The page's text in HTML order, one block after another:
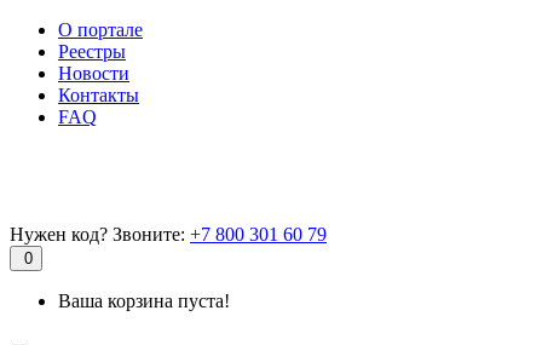
О портале
Реестры
Новости
Контакты
FAQ
Нужен код? Звоните: +7 800 301 60 79
0
Ваша корзина пуста!